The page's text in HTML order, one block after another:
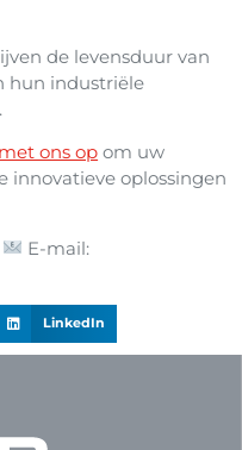
de levensduur van
hun industriële
ons op om uw
innovatieve oplossingen
E-mail:
LinkedIn